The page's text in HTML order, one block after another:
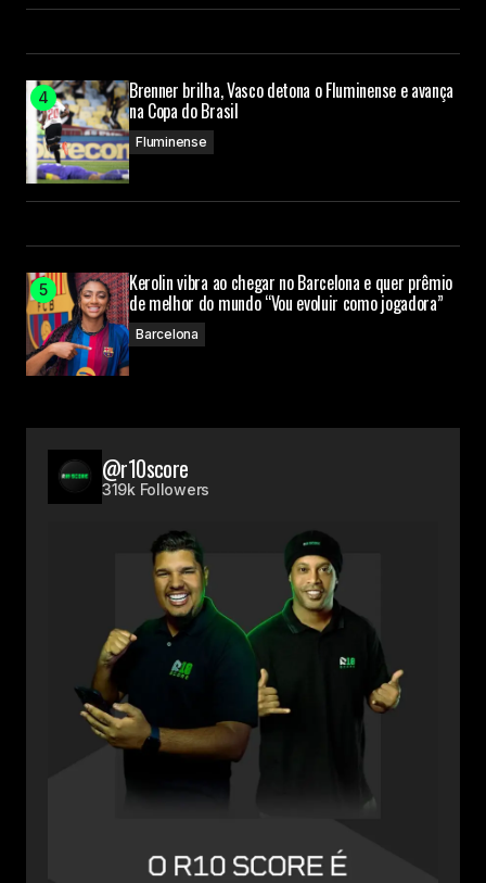
Brenner brilha, Vasco detona o Fluminense e avança
na Copa do Brasil
Fluminense
Kerolin vibra ao chegar no Barcelona e quer prêmio
de melhor do mundo “Vou evoluir como jogadora”
Barcelona
@r10score
319k Followers